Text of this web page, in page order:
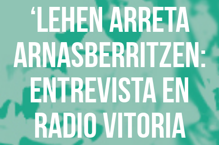
‘Lehen Arreta
Arnasberritzen:
Entrevista en
Radio Vitoria